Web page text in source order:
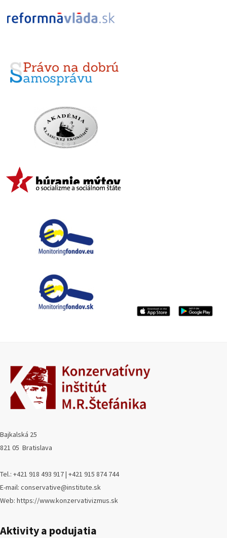
Bajkalská 25
821 05 Bratislava
Tel.: +421 918 493 917 | +421 915 874 744
E-mail: conservative@institute.sk
Web: https://www.konzervativizmus.sk
Aktivity a podujatia